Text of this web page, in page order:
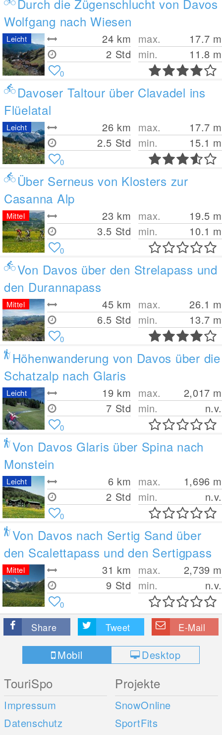
Durch die Zügenschlucht von Davos
Wolfgang nach Wiesen
24 km
2 Std
max. 17.7 m
min.
11.8 m
Leicht
0
Davoser Taltour über Clavadel ins
Flüelatal
26 km
2.5 Std
max. 17.7 m
min.
15.1 m
Leicht
0
Über Serneus von Klosters zur
Casanna Alp
23 km
3.5 Std
max. 19.5 m
min.
10.1 m
Mittel
0
Von Davos über den Strelapass und
den Durannapass
45 km
6.5 Std
max. 26.1 m
min.
13.7 m
Mittel
0
Höhenwanderung von Davos über die
Schatzalp nach Glaris
19 km
7 Std
max. 2,017 m
min.
n.v.
Leicht
0
Von Davos Glaris über Spina nach
Monstein
6 km
2 Std
max. 1,696 m
min.
n.v.
Leicht
0
Von Davos nach Sertig Sand über
den Scalettapass und den Sertigpass
31 km
9 Std
max. 2,739 m
min.
n.v.
Mittel
0
Share Tweet E-Mail
Mobil Desktop
TouriSpo
Impressum
Datenschutz
Projekte
SnowOnline
SportFits